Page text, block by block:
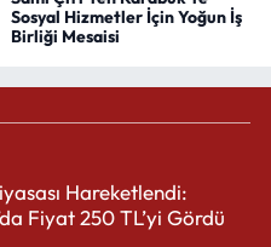
Sosyal Hizmetler İçin Yoğun İş
Birliği Mesaisi
Hareketlendi:
Fiyat 250 TL’yi Gördü